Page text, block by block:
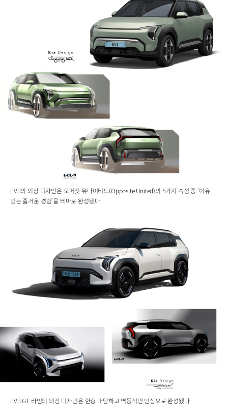
EV3의 외장 디자인은 오퍼짓 유나이티드(Opposite United)의 5가지 속성 중 ‘이유
있는 즐거운 경험’을 테마로 완성됐다
EV3 GT 라인의 외장 디자인은 한층 대담하고 역동적인 인상으로 완성됐다